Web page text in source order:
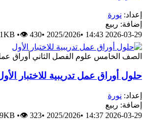
إعداد: نورة
إضافة: ربيع
2026-03-29 14:43
•
2025/2026
•
•👁 430
الصف الخامس علوم الفصل الثاني أوراق
حلول أوراق عمل تدريبية للاختبار
إعداد: نورة
إضافة: ربيع
2026-03-29 14:37
•
2025/2026
•
•👁 323